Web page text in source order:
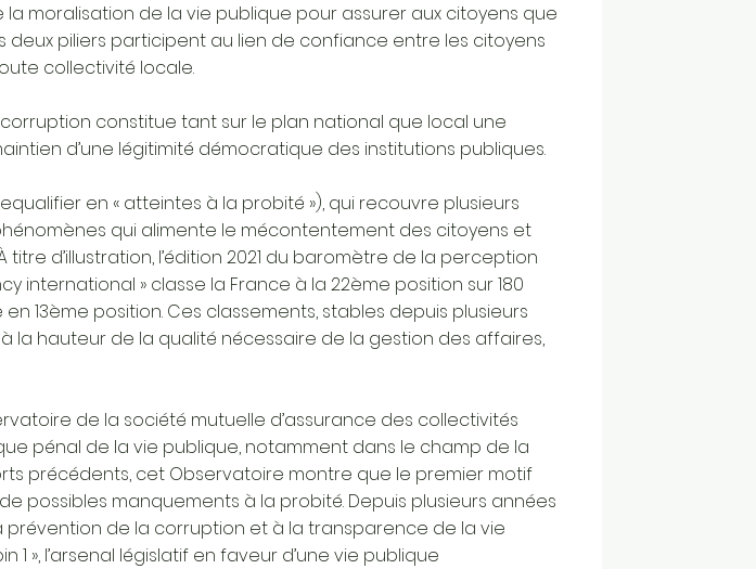
moralisation de la vie publique pour assurer aux citoyens que
deux piliers participent au lien de confiance entre les citoyens
collectivité locale.
constitue tant sur le plan national que local une
d’une légitimité démocratique des institutions publiques.
en « atteintes à la probité »), qui recouvre plusieurs
qui alimente le mécontentement des citoyens et
d’illustration, l’édition 2021 du baromètre de la perception
international » classe la France à la 22ème position sur 180
13ème position. Ces classements, stables depuis plusieurs
la hauteur de la qualité nécessaire de la gestion des affaires,
de la société mutuelle d’assurance des collectivités
pénal de la vie publique, notamment dans le champ de la
précédents, cet Observatoire montre que le premier motif
possibles manquements à la probité. Depuis plusieurs années
prévention de la corruption et à la transparence de la vie
», l’arsenal législatif en faveur d’une vie publique